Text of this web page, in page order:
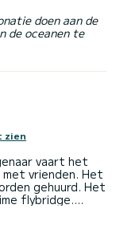
doen aan de
de oceanen te
zien
vaart het
vrienden. Het
gehuurd. Het
flybridge.
als aan